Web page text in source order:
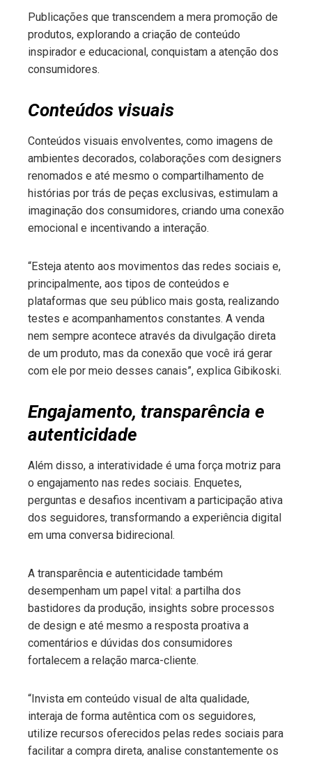
Publicações que transcendem a mera promoção de
produtos, explorando a criação de conteúdo
inspirador e educacional, conquistam a atenção dos
consumidores.
Conteúdos visuais
Conteúdos visuais envolventes, como imagens de
ambientes decorados, colaborações com designers
renomados e até mesmo o compartilhamento de
histórias por trás de peças exclusivas, estimulam a
imaginação dos consumidores, criando uma conexão
emocional e incentivando a interação.
“Esteja atento aos movimentos das redes sociais e,
principalmente, aos tipos de conteúdos e
plataformas que seu público mais gosta, realizando
testes e acompanhamentos constantes. A venda
nem sempre acontece através da divulgação direta
de um produto, mas da conexão que você irá gerar
com ele por meio desses canais”, explica Gibikoski.
Engajamento, transparência e
autenticidade
Além disso, a interatividade é uma força motriz para
o engajamento nas redes sociais. Enquetes,
perguntas e desafios incentivam a participação ativa
dos seguidores, transformando a experiência digital
em uma conversa bidirecional.
A transparência e autenticidade também
desempenham um papel vital: a partilha dos
bastidores da produção, insights sobre processos
de design e até mesmo a resposta proativa a
comentários e dúvidas dos consumidores
fortalecem a relação marca-cliente.
“Invista em conteúdo visual de alta qualidade,
interaja de forma autêntica com os seguidores,
utilize recursos oferecidos pelas redes sociais para
facilitar a compra direta, analise constantemente os